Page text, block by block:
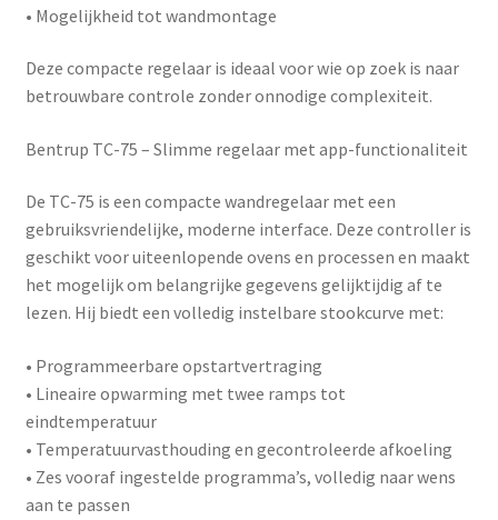
• Mogelijkheid tot wandmontage
Deze compacte regelaar is ideaal voor wie op zoek is naar
betrouwbare controle zonder onnodige complexiteit.
Bentrup TC-75 – Slimme regelaar met app-functionaliteit
De TC-75 is een compacte wandregelaar met een
gebruiksvriendelijke, moderne interface. Deze controller is
geschikt voor uiteenlopende ovens en processen en maakt
het mogelijk om belangrijke gegevens gelijktijdig af te
lezen. Hij biedt een volledig instelbare stookcurve met:
• Programmeerbare opstartvertraging
• Lineaire opwarming met twee ramps tot
eindtemperatuur
• Temperatuurvasthouding en gecontroleerde afkoeling
• Zes vooraf ingestelde programma’s, volledig naar wens
aan te passen